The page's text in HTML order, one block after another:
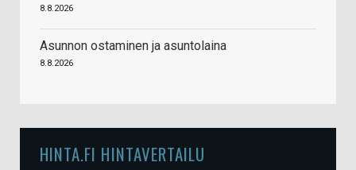
8.8.2026
Asunnon ostaminen ja asuntolaina
8.8.2026
HINTA.FI HINTAVERTAILU